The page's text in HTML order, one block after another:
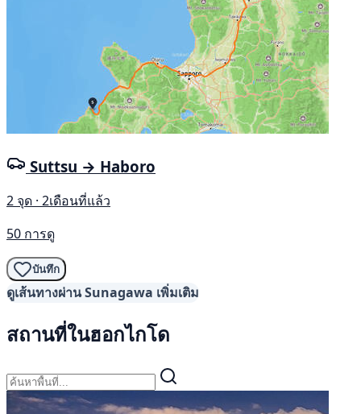
Suttsu → Haboro
2 จุด · 2เดือนที่แล้ว
50 การดู
บันทึก
ดูเส้นทางผ่าน Sunagawa เพิ่มเติม
สถานที่ในฮอกไกโด